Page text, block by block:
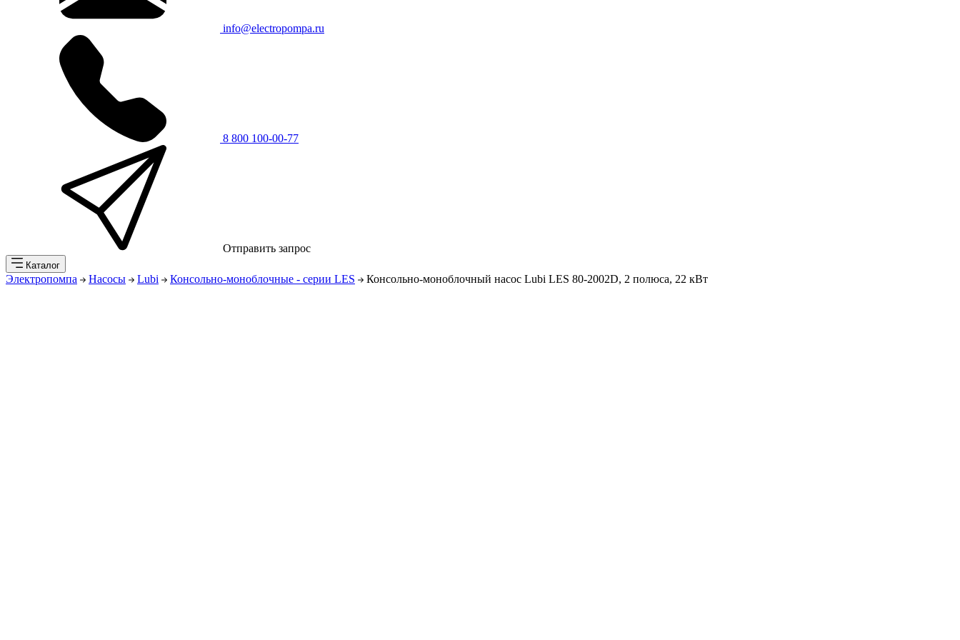
info@electropompa.ru
8 800 100-00-77
Отправить запрос
Каталог
Электропомпа Насосы Lubi Консольно-моноблочные - серии LES Консольно-моноблочный насос Lubi LES 80-2002D, 2 полюса, 22 кВт